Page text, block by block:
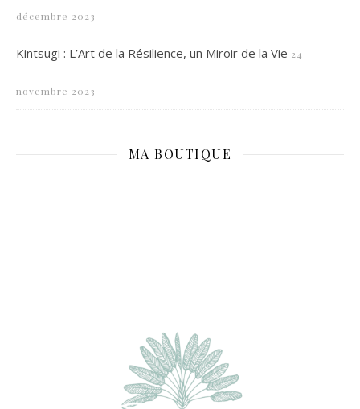
décembre 2023
Kintsugi : L’Art de la Résilience, un Miroir de la Vie 24
novembre 2023
MA BOUTIQUE